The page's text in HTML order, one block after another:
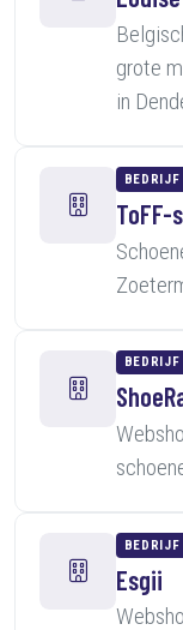
grote
in
BEDRIJF
ToFF-
BEDRIJF
BEDRIJF
Esgii